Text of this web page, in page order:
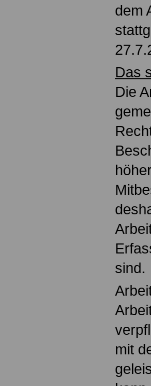
dem
Das
Die
sind.
mit